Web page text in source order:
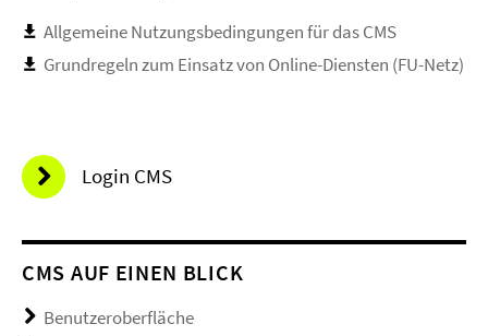
Allgemeine Nutzungsbedingungen für das CMS
Grundregeln zum Einsatz von Online-Diensten (FU-Netz)
Login CMS
CMS AUF EINEN BLICK
Benutzeroberfläche